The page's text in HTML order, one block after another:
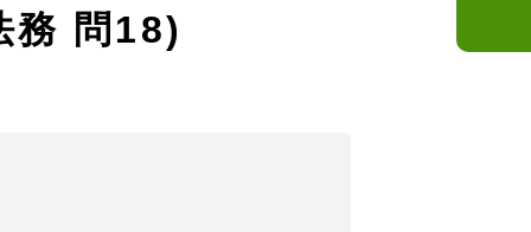
務 問18)